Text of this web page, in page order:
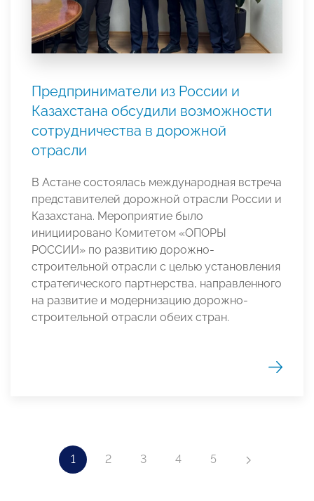
Предприниматели из России и
Казахстана обсудили возможности
сотрудничества в дорожной
отрасли
В Астане состоялась международная встреча
представителей дорожной отрасли России и
Казахстана. Мероприятие было
инициировано Комитетом «ОПОРЫ
РОССИИ» по развитию дорожно-
строительной отрасли с целью установления
стратегического партнерства, направленного
на развитие и модернизацию дорожно-
строительной отрасли обеих стран.
1 2 3 4 5